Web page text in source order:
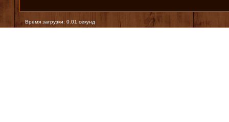
Время загрузки: 0.01 секунд